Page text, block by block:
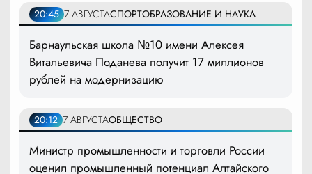
20:45 7 АВГУСТАСПОРТОБРАЗОВАНИЕ И НАУКА
Барнаульская школа №10 имени Алексея
Витальевича Поданева получит 17 миллионов
рублей на модернизацию
20:12 7 АВГУСТАОБЩЕСТВО
Министр промышленности и торговли России
оценил промышленный потенциал Алтайского